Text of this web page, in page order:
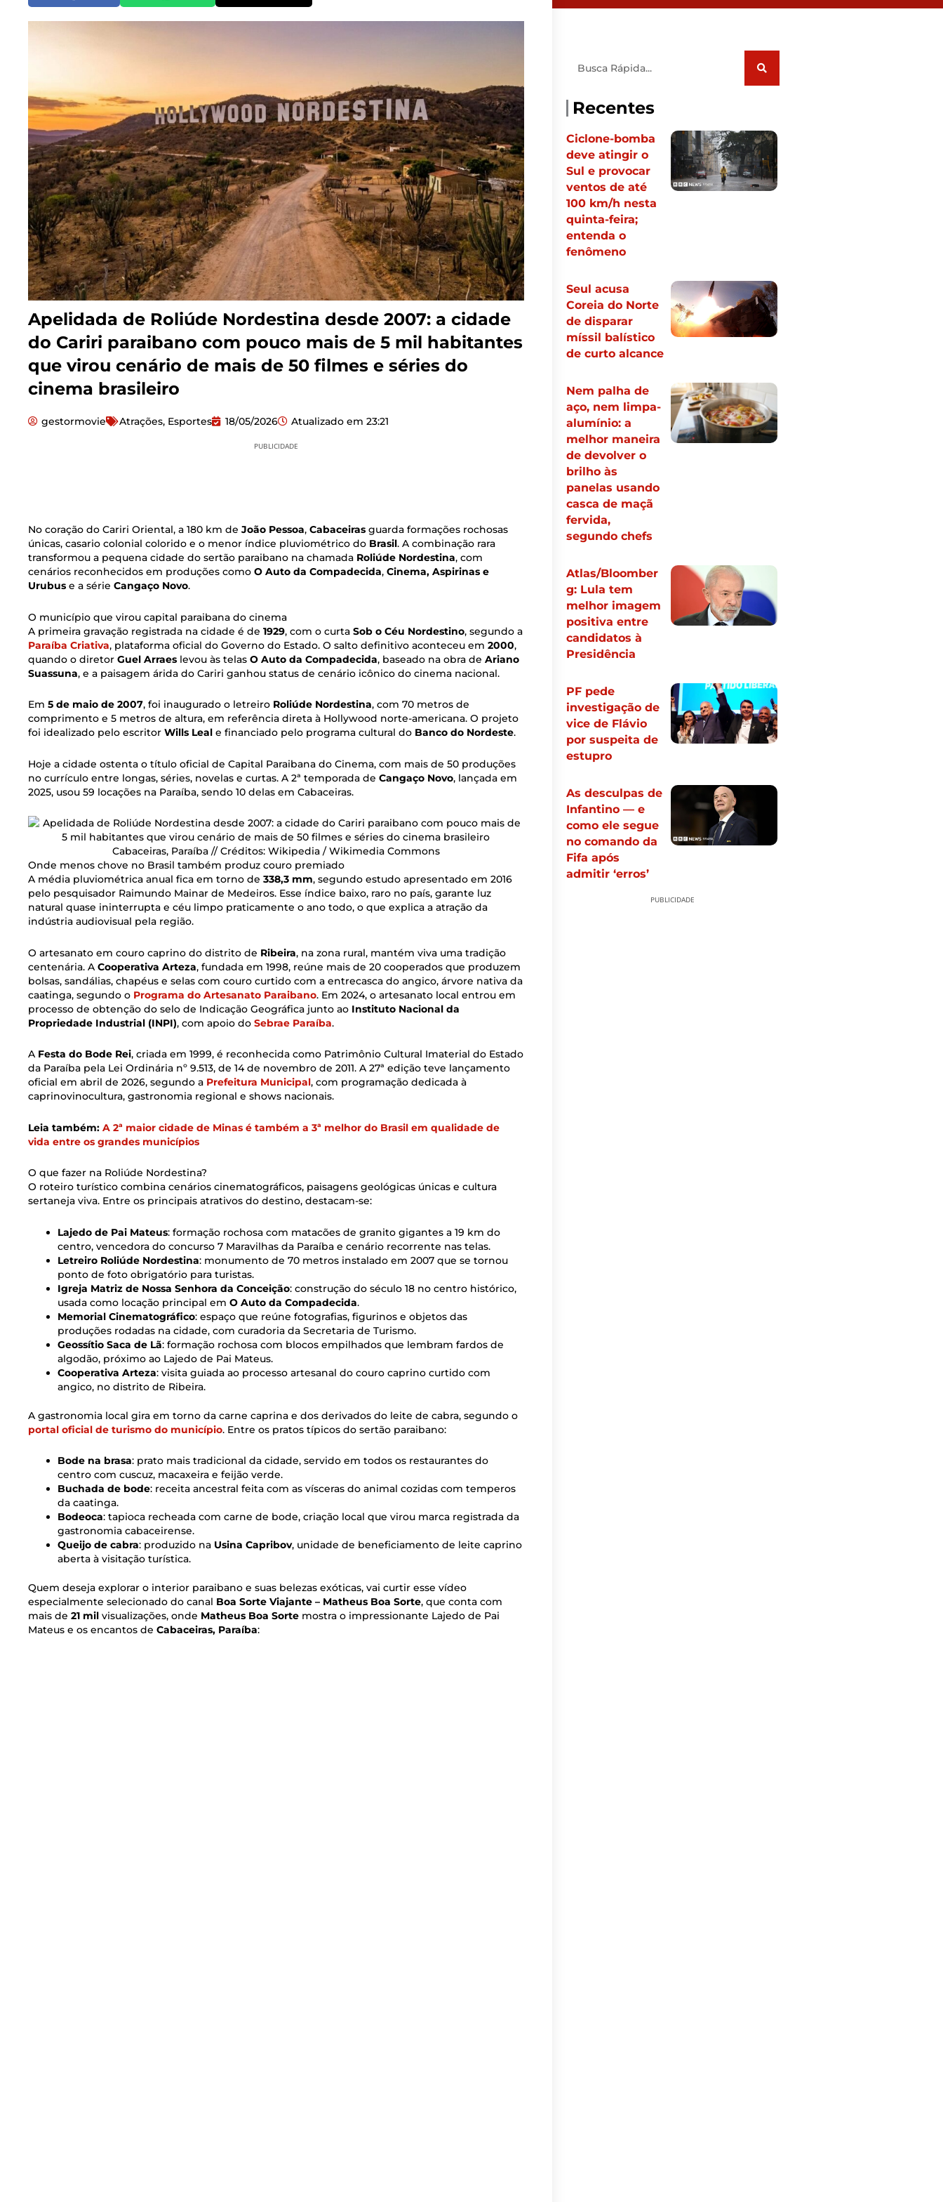
Apelidada de Roliúde Nordestina desde 2007: a cidade
do Cariri paraibano com pouco mais de 5 mil habitantes
que virou cenário de mais de 50 filmes e séries do
cinema brasileiro
gestormovie Atrações, Esportes 18/05/2026 Atualizado em 23:21
PUBLICIDADE
No coração do Cariri Oriental, a 180 km de João Pessoa, Cabaceiras guarda formações rochosas
únicas, casario colonial colorido e o menor índice pluviométrico do Brasil. A combinação rara
transformou a pequena cidade do sertão paraibano na chamada Roliúde Nordestina, com
cenários reconhecidos em produções como O Auto da Compadecida, Cinema, Aspirinas e
Urubus e a série Cangaço Novo.
O município que virou capital paraibana do cinema
A primeira gravação registrada na cidade é de 1929, com o curta Sob o Céu Nordestino, segundo a
Paraíba Criativa, plataforma oficial do Governo do Estado. O salto definitivo aconteceu em 2000,
quando o diretor Guel Arraes levou às telas O Auto da Compadecida, baseado na obra de Ariano
Suassuna, e a paisagem árida do Cariri ganhou status de cenário icônico do cinema nacional.
Em 5 de maio de 2007, foi inaugurado o letreiro Roliúde Nordestina, com 70 metros de
comprimento e 5 metros de altura, em referência direta à Hollywood norte-americana. O projeto
foi idealizado pelo escritor Wills Leal e financiado pelo programa cultural do Banco do Nordeste.
Hoje a cidade ostenta o título oficial de Capital Paraibana do Cinema, com mais de 50 produções
no currículo entre longas, séries, novelas e curtas. A 2ª temporada de Cangaço Novo, lançada em
2025, usou 59 locações na Paraíba, sendo 10 delas em Cabaceiras.
Cabaceiras, Paraíba // Créditos: Wikipedia / Wikimedia Commons
Onde menos chove no Brasil também produz couro premiado
A média pluviométrica anual fica em torno de 338,3 mm, segundo estudo apresentado em 2016
pelo pesquisador Raimundo Mainar de Medeiros. Esse índice baixo, raro no país, garante luz
natural quase ininterrupta e céu limpo praticamente o ano todo, o que explica a atração da
indústria audiovisual pela região.
O artesanato em couro caprino do distrito de Ribeira, na zona rural, mantém viva uma tradição
centenária. A Cooperativa Arteza, fundada em 1998, reúne mais de 20 cooperados que produzem
bolsas, sandálias, chapéus e selas com couro curtido com a entrecasca do angico, árvore nativa da
caatinga, segundo o Programa do Artesanato Paraibano. Em 2024, o artesanato local entrou em
processo de obtenção do selo de Indicação Geográfica junto ao Instituto Nacional da
Propriedade Industrial (INPI), com apoio do Sebrae Paraíba.
A Festa do Bode Rei, criada em 1999, é reconhecida como Patrimônio Cultural Imaterial do Estado
da Paraíba pela Lei Ordinária nº 9.513, de 14 de novembro de 2011. A 27ª edição teve lançamento
oficial em abril de 2026, segundo a Prefeitura Municipal, com programação dedicada à
caprinovinocultura, gastronomia regional e shows nacionais.
Leia também: A 2ª maior cidade de Minas é também a 3ª melhor do Brasil em qualidade de
vida entre os grandes municípios
O que fazer na Roliúde Nordestina?
O roteiro turístico combina cenários cinematográficos, paisagens geológicas únicas e cultura
sertaneja viva. Entre os principais atrativos do destino, destacam-se:
Lajedo de Pai Mateus: formação rochosa com matacões de granito gigantes a 19 km do
centro, vencedora do concurso 7 Maravilhas da Paraíba e cenário recorrente nas telas.
Letreiro Roliúde Nordestina: monumento de 70 metros instalado em 2007 que se tornou
ponto de foto obrigatório para turistas.
Igreja Matriz de Nossa Senhora da Conceição: construção do século 18 no centro histórico,
usada como locação principal em O Auto da Compadecida.
Memorial Cinematográfico: espaço que reúne fotografias, figurinos e objetos das
produções rodadas na cidade, com curadoria da Secretaria de Turismo.
Geossítio Saca de Lã: formação rochosa com blocos empilhados que lembram fardos de
algodão, próximo ao Lajedo de Pai Mateus.
Cooperativa Arteza: visita guiada ao processo artesanal do couro caprino curtido com
angico, no distrito de Ribeira.
A gastronomia local gira em torno da carne caprina e dos derivados do leite de cabra, segundo o
portal oficial de turismo do município. Entre os pratos típicos do sertão paraibano:
Bode na brasa: prato mais tradicional da cidade, servido em todos os restaurantes do
centro com cuscuz, macaxeira e feijão verde.
Buchada de bode: receita ancestral feita com as vísceras do animal cozidas com temperos
da caatinga.
Bodeoca: tapioca recheada com carne de bode, criação local que virou marca registrada da
gastronomia cabaceirense.
Queijo de cabra: produzido na Usina Capribov, unidade de beneficiamento de leite caprino
aberta à visitação turística.
Quem deseja explorar o interior paraibano e suas belezas exóticas, vai curtir esse vídeo
especialmente selecionado do canal Boa Sorte Viajante – Matheus Boa Sorte, que conta com
mais de 21 mil visualizações, onde Matheus Boa Sorte mostra o impressionante Lajedo de Pai
Mateus e os encantos de Cabaceiras, Paraíba:
Recentes
Ciclone-bomba
deve atingir o
Sul e provocar
ventos de até
100 km/h nesta
quinta-feira;
entenda o
fenômeno
Seul acusa
Coreia do Norte
de disparar
míssil balístico
de curto alcance
Nem palha de
aço, nem limpa-
alumínio: a
melhor maneira
de devolver o
brilho às
panelas usando
casca de maçã
fervida,
segundo chefs
Atlas/Bloomber
g: Lula tem
melhor imagem
positiva entre
candidatos à
Presidência
PF pede
investigação de
vice de Flávio
por suspeita de
estupro
As desculpas de
Infantino — e
como ele segue
no comando da
Fifa após
admitir ‘erros’
PUBLICIDADE